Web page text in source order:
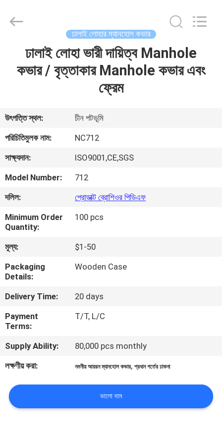
ভিডিও
সম্বন্ধে
কারখানা
পরিদর্শন
গুণমান
নিয়ন্ত্রণ
আমাদের
সাথে
যোগাযোগ
খবর
একটি
উদ্ধৃতি
Foundry
CO.,LTD.
ঢালাই লোহার ম্যানহোল কভার
ঢালাই লোহা ভারী দায়িত্ব Manhole
কভার / বৃত্তাকার Manhole কভার এবং
ফ্রেম
উৎপত্তি স্থল:
চীন পটভূমি
পরিচিতিমুলক নাম:
NC712
সাক্ষ্যদান:
ISO9001,CE,SGS
Model Number:
712
দলিল:
প্রোডাক্ট ব্রোশিওর পিডিএফ
Minimum Order
Quantity:
100 pcs
মূল্য:
$1-50
Packaging
Details:
Wooden Case
Delivery Time:
20 days
Payment
Terms:
T/T, L/C
Supply Ability:
80,000 pcs monthly
লক্ষণীয় করা:
নমনীয় আয়রন ম্যানহোল কভার,প্রধান গর্তের ঢাকনা
ভালো দাম